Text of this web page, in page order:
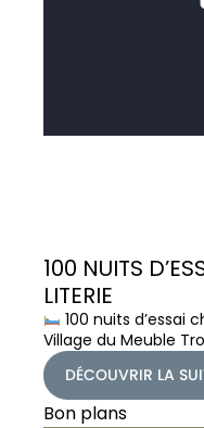
100 NUITS
LITERIE
100 nuits d’essai
Village du Meuble
DÉCOUVRIR LA
Bon plans